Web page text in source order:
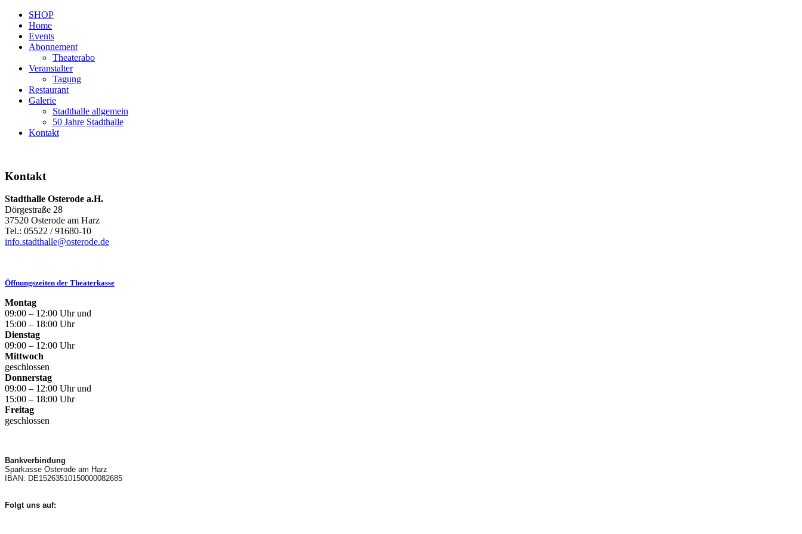
SHOP
Home
Events
Abonnement
Theaterabo
Veranstalter
Tagung
Restaurant
Galerie
Stadthalle allgemein
50 Jahre Stadthalle
Kontakt
Kontakt
Stadthalle Osterode a.H.
Dörgestraße 28
37520 Osterode am Harz
Tel.: 05522 / 91680-10
info.stadthalle@osterode.de
Öffnungszeiten der Theaterkasse
Montag
09:00 – 12:00 Uhr und
15:00 – 18:00 Uhr
Dienstag
09:00 – 12:00 Uhr
Mittwoch
geschlossen
Donnerstag
09:00 – 12:00 Uhr und
15:00 – 18:00 Uhr
Freitag
geschlossen
Bankverbindung
Sparkasse Osterode am Harz
IBAN: DE15263510150000082685
Folgt uns auf: